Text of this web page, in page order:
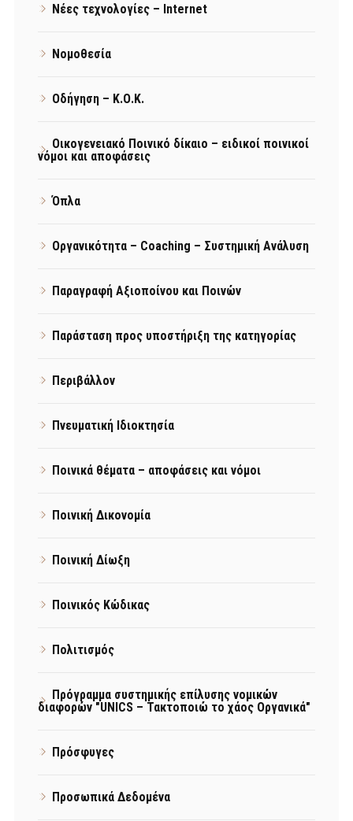
Νέες τεχνολογίες – Internet
Νομοθεσία
Οδήγηση – Κ.Ο.Κ.
Οικογενειακό Ποινικό δίκαιο – ειδικοί ποινικοί
νόμοι και αποφάσεις
Όπλα
Οργανικότητα – Coaching – Συστημική Ανάλυση
Παραγραφή Αξιοποίνου και Ποινών
Παράσταση προς υποστήριξη της κατηγορίας
Περιβάλλον
Πνευματική Ιδιοκτησία
Ποινικά θέματα – αποφάσεις και νόμοι
Ποινική Δικονομία
Ποινική Δίωξη
Ποινικός Κώδικας
Πολιτισμός
Πρόγραμμα συστημικής επίλυσης νομικών
διαφορών "UNICS – Τακτοποιώ το χάος Οργανικά"
Πρόσφυγες
Προσωπικά Δεδομένα